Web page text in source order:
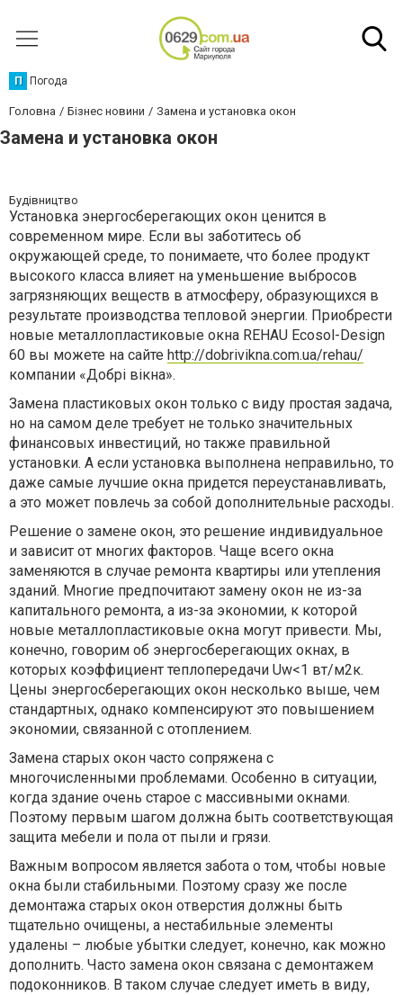
П Погода
Головна Бізнес новини Замена и установка окон
Замена и установка окон
Будівництво
Установка энергосберегающих окон ценится в
современном мире. Если вы заботитесь об
окружающей среде, то понимаете, что более продукт
высокого класса влияет на уменьшение выбросов
загрязняющих веществ в атмосферу, образующихся в
результате производства тепловой энергии. Приобрести
новые металлопластиковые окна REHAU Ecosol-Design
60 вы можете на сайте http://dobrivikna.com.ua/rehau/
компании «Добрі вікна».
Замена пластиковых окон только с виду простая задача,
но на самом деле требует не только значительных
финансовых инвестиций, но также правильной
установки. А если установка выполнена неправильно, то
даже самые лучшие окна придется переустанавливать,
а это может повлечь за собой дополнительные расходы.
Решение о замене окон, это решение индивидуальное
и зависит от многих факторов. Чаще всего окна
заменяются в случае ремонта квартиры или утепления
зданий. Многие предпочитают замену окон не из-за
капитального ремонта, а из-за экономии, к которой
новые металлопластиковые окна могут привести. Мы,
конечно, говорим об энергосберегающих окнах, в
которых коэффициент теплопередачи Uw<1 вт/м2к.
Цены энергосберегающих окон несколько выше, чем
стандартных, однако компенсируют это повышением
экономии, связанной с отоплением.
Замена старых окон часто сопряжена с
многочисленными проблемами. Особенно в ситуации,
когда здание очень старое с массивными окнами.
Поэтому первым шагом должна быть соответствующая
защита мебели и пола от пыли и грязи.
Важным вопросом является забота о том, чтобы новые
окна были стабильными. Поэтому сразу же после
демонтажа старых окон отверстия должны быть
тщательно очищены, а нестабильные элементы
удалены – любые убытки следует, конечно, как можно
дополнить. Часто замена окон связана с демонтажем
подоконников. В таком случае следует иметь в виду,